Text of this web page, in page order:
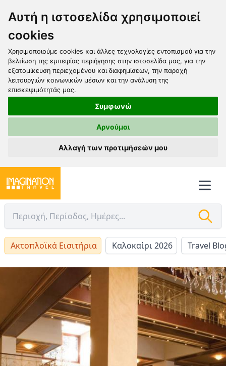
Αυτή η ιστοσελίδα χρησιμοποιεί
cookies
Χρησιμοποιούμε cookies και άλλες τεχνολογίες εντοπισμού για την
βελτίωση της εμπειρίας περιήγησης στην ιστοσελίδα μας, για την
εξατομίκευση περιεχομένου και διαφημίσεων, την παροχή
λειτουργιών κοινωνικών μέσων και την ανάλυση της
επισκεψιμότητάς μας.
Συμφωνώ
Αρνούμαι
Αλλαγή των προτιμήσεών μου
Ακτοπλοϊκά Εισιτήρια Καλοκαίρι 2026 Travel